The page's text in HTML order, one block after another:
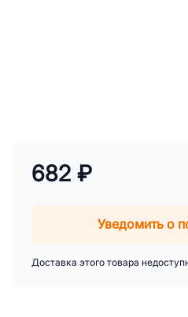
682 ₽
Уведомить о
Доставка этого товара